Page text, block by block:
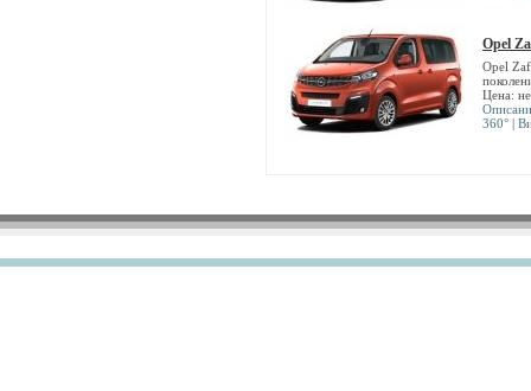
Opel
Opel
Цена:
360° |